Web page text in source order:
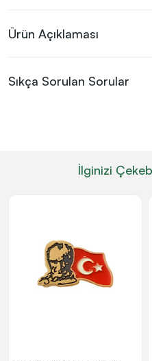
Ürün Açıklaması
Sıkça Sorulan Sorular
İlginizi